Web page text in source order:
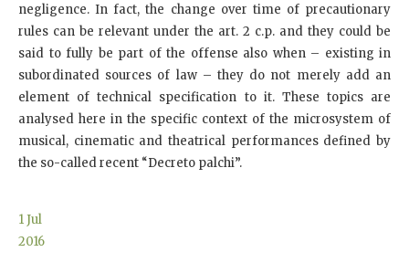
negligence. In fact, the change over time of precautionary
rules can be relevant under the art. 2 c.p. and they could be
said to fully be part of the offense also when – existing in
subordinated sources of law – they do not merely add an
element of technical specification to it. These topics are
analysed here in the specific context of the microsystem of
musical, cinematic and theatrical performances defined by
the so-called recent “Decreto palchi”.
1Jul
2016